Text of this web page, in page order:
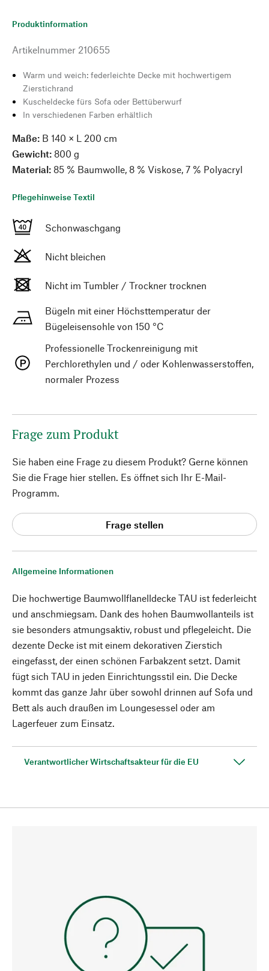
Allgemeine Informationen
Die hochwertige Baumwollflanelldecke TAU ist federleicht
und anschmiegsam. Dank des hohen Baumwollanteils ist
sie besonders atmungsaktiv, robust und pflegeleicht. Die
dezente Decke ist mit einem dekorativen Zierstich
eingefasst, der einen schönen Farbakzent setzt. Damit
fügt sich TAU in jeden Einrichtungsstil ein. Die Decke
kommt das ganze Jahr über sowohl drinnen auf Sofa und
Bett als auch draußen im Loungesessel oder am
Lagerfeuer zum Einsatz.
Verantwortlicher Wirtschaftsakteur für die EU
Produktinformation
Artikelnummer 210655
Warm und weich: federleichte Decke mit hochwertigem
Zierstichrand
Kuscheldecke fürs Sofa oder Bettüberwurf
In verschiedenen Farben erhältlich
Maße: B 140 × L 200 cm
Gewicht: 800 g
Material: 85 % Baumwolle, 8 % Viskose, 7 % Polyacryl
Pflegehinweise Textil
Schonwaschgang
Nicht bleichen
Nicht im Tumbler / Trockner trocknen
Bügeln mit einer Höchsttemperatur der
Bügeleisensohle von 150 °C
Professionelle Trockenreinigung mit
Perchlorethylen und / oder Kohlenwasserstoffen,
normaler Prozess
Frage zum Produkt
Sie haben eine Frage zu diesem Produkt? Gerne können
Sie die Frage hier stellen. Es öffnet sich Ihr E-Mail-
Programm.
Frage stellen